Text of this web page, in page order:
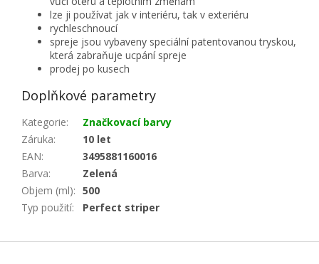
lze ji používat jak v interiéru, tak v exteriéru
rychleschnoucí
spreje jsou vybaveny speciální patentovanou tryskou,
která zabraňuje ucpání spreje
prodej po kusech
Doplňkové parametry
Kategorie:
Značkovací barvy
Záruka:
10 let
EAN:
3495881160016
Barva:
Zelená
Objem (ml): 500
Typ použití: Perfect striper
Z